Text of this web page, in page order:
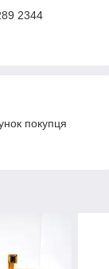
2344
покупця